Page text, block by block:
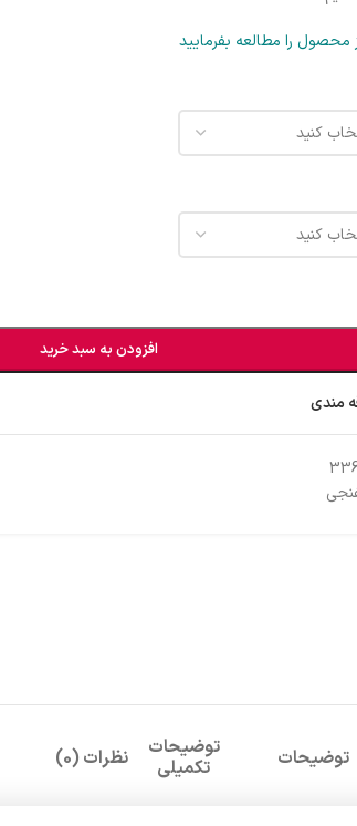
محصول را مطالعه بفرمایید
افزودن به سبد خرید
مندی
توضیحات توضیحات
تکمیلی نظرات (0)